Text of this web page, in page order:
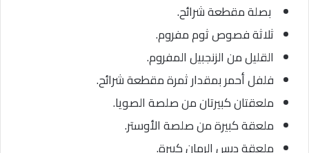
بصلة مقطعة شرائح.
ثلاثة فصوص ثوم مفروم.
القليل من الزنجبيل المفروم.
فلفل أحمر بمقدار ثمرة مقطعة شرائح.
ملعقتان كبيرتان من صلصة الصويا.
ملعقة كبيرة من صلصة الأوستر.
ملعقة دبس الرمان كبيرة.